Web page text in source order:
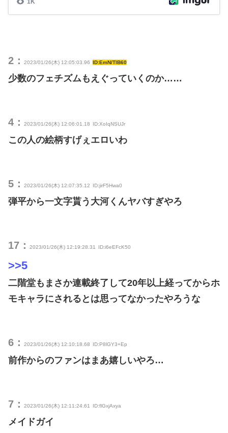
2： 2023/01/26(木) 12:05:03.96 ID:EmN/TlB60
少数のフェチズムもえぐっていくのか……
4： 2023/01/26(木) 12:06:01.18 ID:XoIqNSUJr
この人の絵柄すげぇエロいわ
5： 2023/01/26(木) 12:07:35.12 ID:jirF5Hwa0
弾平から一文字貰う大河くんヤバすぎやろ
17： 2023/01/26(木) 12:19:28.31 ID:i6eEFcK50
>>5
二階堂もまさか連載終了して20年以上経ってからホ
モキャラにされるとは思ってなかったやろうな
6： 2023/01/26(木) 12:10:18.68 ID:P8lGY3+Ep
前作からのファンはまあ嬉しいやろ…
7： 2023/01/26(木) 12:11:24.61 ID:flGxjAxya
メイドガイ